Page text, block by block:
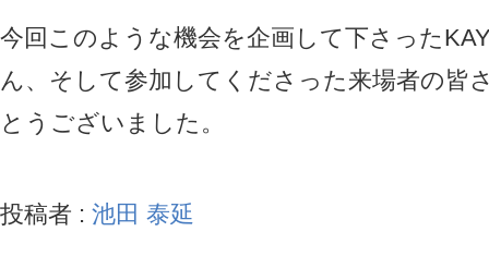
今回このような機会を企画して下さった
ん、そして参加してくださった来場者の皆
とうございました。
投稿者 : 池田 泰延